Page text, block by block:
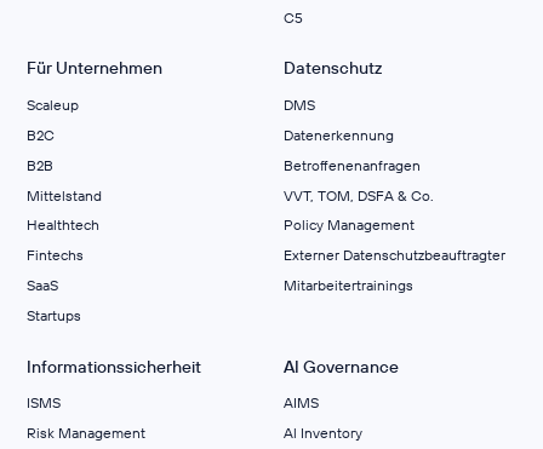
C5
Für Unternehmen
Scaleup
B2C
B2B
Mittelstand
Healthtech
Fintechs
SaaS
Startups
Datenschutz
DMS
Datenerkennung
Betroffenenanfragen
VVT, TOM, DSFA & Co.
Policy Management
Externer Datenschutzbeauftragter
Mitarbeitertrainings
Informationssicherheit
ISMS
Risk Management
AI Governance
AIMS
Al Inventory